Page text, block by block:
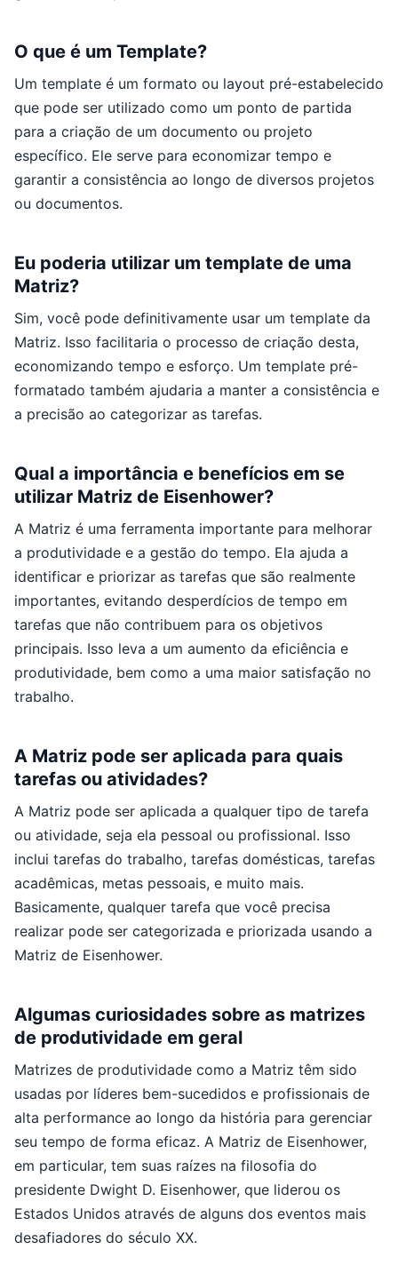
O que é um Template?
Um template é um formato ou layout pré-estabelecido
que pode ser utilizado como um ponto de partida
para a criação de um documento ou projeto
específico. Ele serve para economizar tempo e
garantir a consistência ao longo de diversos projetos
ou documentos.
Eu poderia utilizar um template de uma
Matriz?
Sim, você pode definitivamente usar um template da
Matriz. Isso facilitaria o processo de criação desta,
economizando tempo e esforço. Um template pré-
formatado também ajudaria a manter a consistência e
a precisão ao categorizar as tarefas.
Qual a importância e benefícios em se
utilizar Matriz de Eisenhower?
A Matriz é uma ferramenta importante para melhorar
a produtividade e a gestão do tempo. Ela ajuda a
identificar e priorizar as tarefas que são realmente
importantes, evitando desperdícios de tempo em
tarefas que não contribuem para os objetivos
principais. Isso leva a um aumento da eficiência e
produtividade, bem como a uma maior satisfação no
trabalho.
A Matriz pode ser aplicada para quais
tarefas ou atividades?
A Matriz pode ser aplicada a qualquer tipo de tarefa
ou atividade, seja ela pessoal ou profissional. Isso
inclui tarefas do trabalho, tarefas domésticas, tarefas
acadêmicas, metas pessoais, e muito mais.
Basicamente, qualquer tarefa que você precisa
realizar pode ser categorizada e priorizada usando a
Matriz de Eisenhower.
Algumas curiosidades sobre as matrizes
de produtividade em geral
Matrizes de produtividade como a Matriz têm sido
usadas por líderes bem-sucedidos e profissionais de
alta performance ao longo da história para gerenciar
seu tempo de forma eficaz. A Matriz de Eisenhower,
em particular, tem suas raízes na filosofia do
presidente Dwight D. Eisenhower, que liderou os
Estados Unidos através de alguns dos eventos mais
desafiadores do século XX.